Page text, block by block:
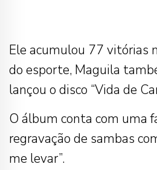
Ele acumulou 77 vitórias
do esporte, Maguila
lançou o disco “Vida de
O álbum conta com uma
regravação de sambas
me levar”.